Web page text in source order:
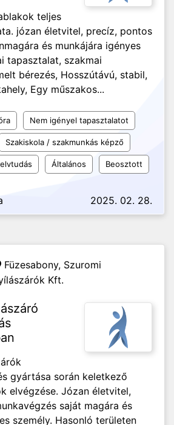
teljes
józan életvitel, precíz, pontos
és munkájára igényes
tapasztalat, szakmai
bérezés, Hosszútávú, stabil,
Egy műszakos...
Nem igényel tapasztalatot
Szakiskola / szakmunkás képző
Általános Beosztott
2025. 02. 28.
Füzesabony, Szuromi
Kft.
gyártása során keletkező
elvégzése. Józan életvitel,
saját magára és
személy. Hasonló területen